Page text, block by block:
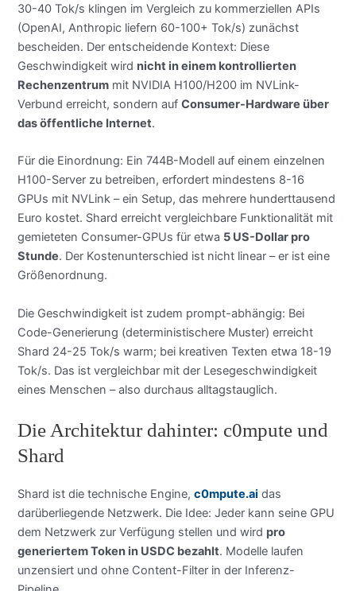
30-40 Tok/s klingen im Vergleich zu kommerziellen APIs
(OpenAI, Anthropic liefern 60-100+ Tok/s) zunächst
bescheiden. Der entscheidende Kontext: Diese
Geschwindigkeit wird nicht in einem kontrollierten
Rechenzentrum mit NVIDIA H100/H200 im NVLink-
Verbund erreicht, sondern aufConsumer-Hardware über
das öffentliche Internet.
Für die Einordnung: Ein 744B-Modell auf einem einzelnen
H100-Server zu betreiben, erfordert mindestens 8-16
GPUs mit NVLink – ein Setup, das mehrere hunderttausend
Euro kostet. Shard erreicht vergleichbare Funktionalität mit
gemieteten Consumer-GPUs für etwa 5 US-Dollar pro
Stunde. Der Kostenunterschied ist nicht linear – er ist eine
Größenordnung.
Die Geschwindigkeit ist zudem prompt-abhängig: Bei
Code-Generierung (deterministischere Muster) erreicht
Shard 24-25 Tok/s warm; bei kreativen Texten etwa 18-19
Tok/s. Das ist vergleichbar mit der Lesegeschwindigkeit
eines Menschen – also durchaus alltagstauglich.
Die Architektur dahinter: c0mpute und
Shard
Shard ist die technische Engine,c0mpute.ai das
darüberliegende Netzwerk. Die Idee: Jeder kann seine GPU
dem Netzwerk zur Verfügung stellen und wird pro
generiertem Token in USDC bezahlt. Modelle laufen
unzensiert und ohne Content-Filter in der Inferenz-